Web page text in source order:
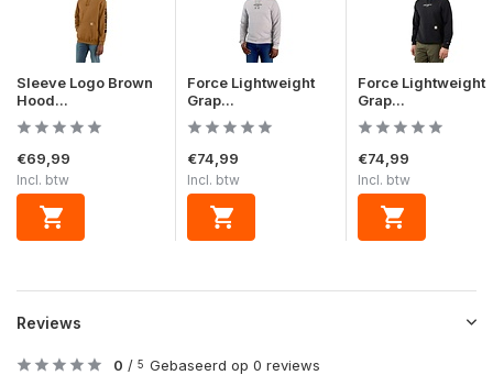
Sleeve Logo Brown
Hood...
€69,99
Incl. btw
Force Lightweight
Grap...
€74,99
Incl. btw
Force Lightweight
Grap...
€74,99
Incl. btw
Reviews
0 / 5 Gebaseerd op 0 reviews